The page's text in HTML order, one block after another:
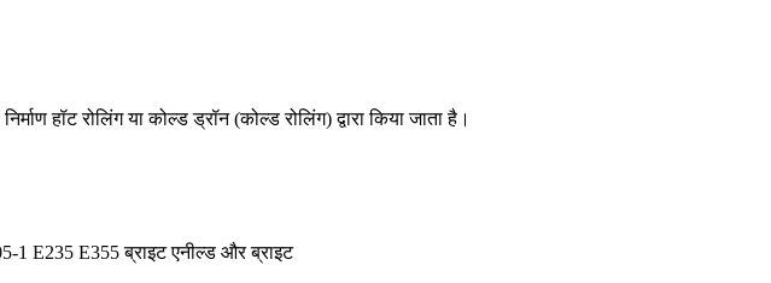
हॉट रोलिंग या कोल्ड ड्रॉन (कोल्ड रोलिंग) द्वारा किया जाता है।
1 E235 E355 ब्राइट एनील्ड और ब्राइट